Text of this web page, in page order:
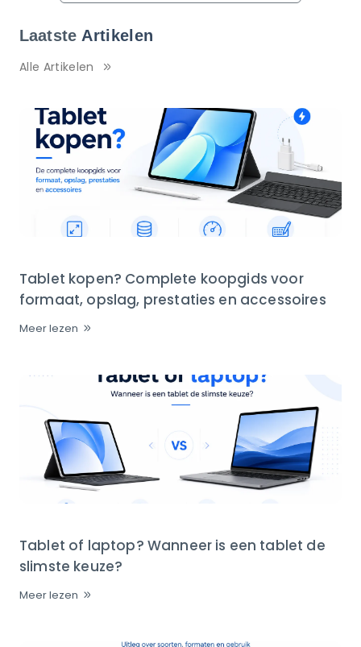
Laatste Artikelen
Alle Artikelen
Tablet kopen? Complete koopgids voor
formaat, opslag, prestaties en accessoires
Meer lezen
Tablet of laptop? Wanneer is een tablet de
slimste keuze?
Meer lezen